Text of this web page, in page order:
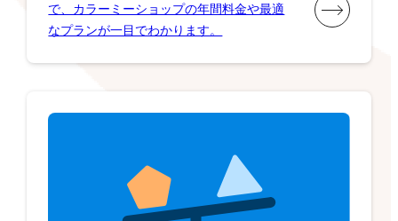
で、カラーミーショップの年間料金や最適
なプランが一目でわかります。